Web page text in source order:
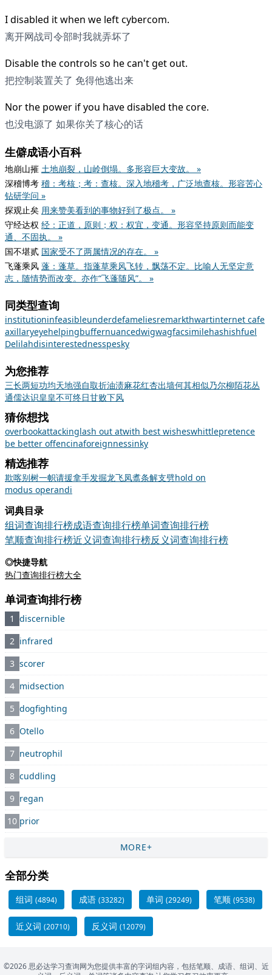
I disabled it when we left cybercom.
离开网战司令部时我就弄坏了
Disable the controls so he can't get out.
把控制装置关了 免得他逃出来
Nor the power if you have disabled the core.
也没电源了 如果你关了核心的话
生僻成语小百科
地崩山摧 土地崩裂，山岭倒塌。多形容巨大变故。 »
深稽博考 稽：考核；考：查核。深入地稽考，广泛地查核。形容苦心
钻研学问 »
探观止矣 用来赞美看到的事物好到了极点。 »
守经达权 经：正道，原则；权：权宜，变通。形容坚持原则而能变
通、不固执。 »
国不堪贰 国家受不了两属情况的存在。 »
飞蓬乘风 蓬：蓬草。指蓬草乘风飞转，飘荡不定。比喻人无坚定意
志，随情势而改变。亦作“飞蓬随风”。 »
同类型查询
institutioninfeasibleunderdefameliesremarkthwartinternet cafe
axillaryeyehelpingbuffernuancedwigwagfacsimilehashishfuel
Delilahdisinterestednesspesky
为您推荐
三长两短功均天地强自取折油渍麻花红杏出墙何其相似乃尔柳陌花丛
通儒达识皇皇不可终日甘败下风
猜你想找
overbookattackinglash out atwith best wisheswhittlepretence
be better offencinaforeignnessinky
精选推荐
欺喀别树一帜请援拿手发掘龙飞凤翥条解支劈hold on
modus operandi
词典目录
组词查询排行榜成语查询排行榜单词查询排行榜
笔顺查询排行榜近义词查询排行榜反义词查询排行榜
◎快捷导航
热门查询排行榜大全
单词查询排行榜
1 discernible
2 infrared
3 scorer
4 midsection
5 dogfighting
6 Otello
7 neutrophil
8 cuddling
9 regan
10 prior
MORE+
全部分类
组词 (4894) 成语 (33282) 单词 (29249) 笔顺 (9538)
近义词 (20710) 反义词 (12079)
©2026 思必达学习查询网为您提供丰富的字词组内容，包括笔顺、成语、组词、近